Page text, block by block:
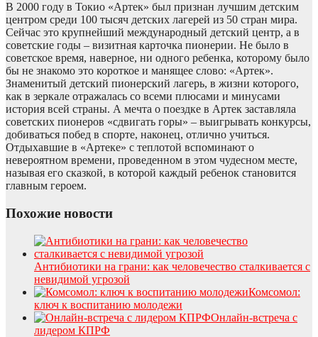
В 2000 году в Токио «Артек» был признан лучшим детским
центром среди 100 тысяч детских лагерей из 50 стран мира.
Сейчас это крупнейший международный детский центр, а в
советские годы – визитная карточка пионерии. Не было в
советское время, наверное, ни одного ребенка, которому было
бы не знакомо это короткое и манящее слово: «Артек».
Знаменитый детский пионерский лагерь, в жизни которого,
как в зеркале отражалась со всеми плюсами и минусами
история всей страны. А мечта о поездке в Артек заставляла
советских пионеров «сдвигать горы» – выигрывать конкурсы,
добиваться побед в спорте, наконец, отлично учиться.
Отдыхавшие в «Артеке» с теплотой вспоминают о
невероятном времени, проведенном в этом чудесном месте,
называя его сказкой, в которой каждый ребенок становится
главным героем.
Похожие новости
Антибиотики на грани: как человечество сталкивается с
невидимой угрозой
Комсомол:
ключ к воспитанию молодежи
Онлайн-встреча с
лидером КПРФ